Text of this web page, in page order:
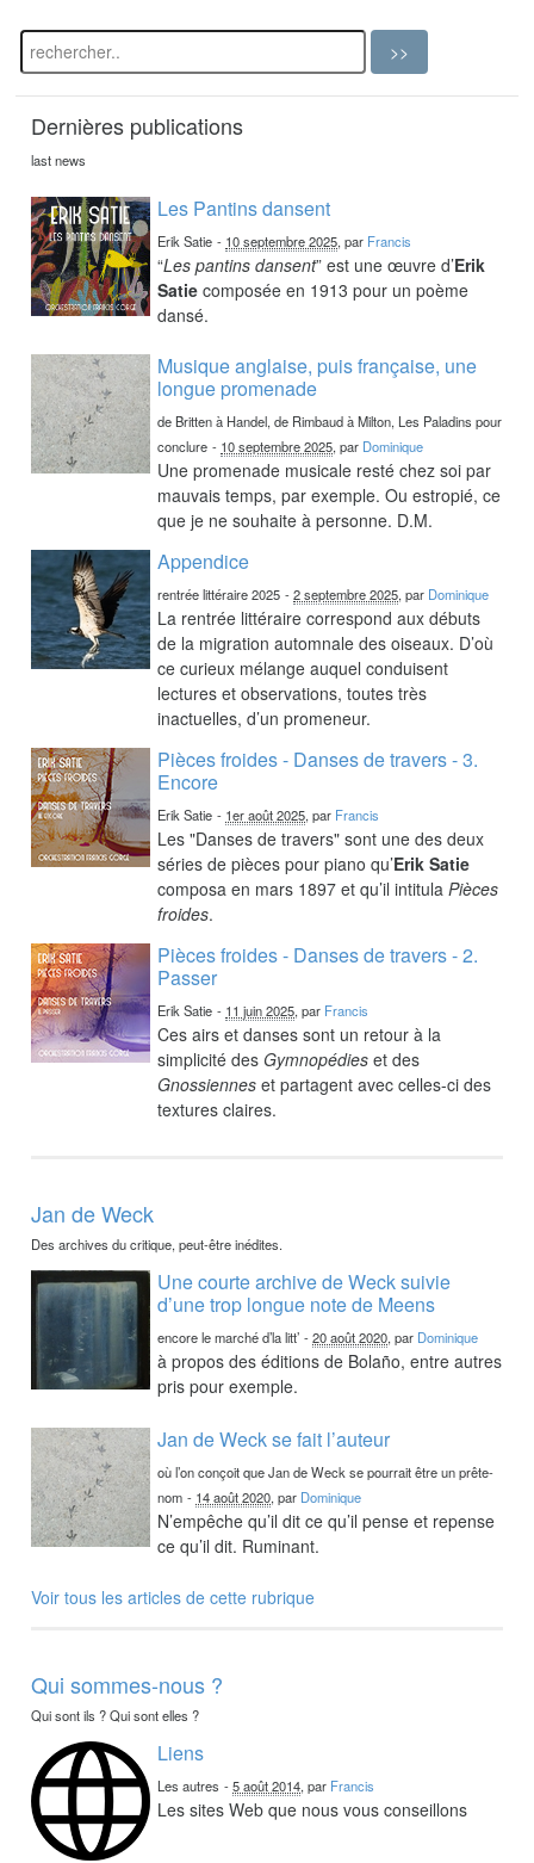
Dernières publications
last news
Les Pantins dansent
Erik Satie - 10 septembre 2025, par Francis
“Les pantins dansent” est une œuvre d’Erik
Satie composée en 1913 pour un poème
dansé.
Musique anglaise, puis française, une
longue promenade
de Britten à Handel, de Rimbaud à Milton, Les Paladins pour
conclure - 10 septembre 2025, par Dominique
Une promenade musicale resté chez soi par
mauvais temps, par exemple. Ou estropié, ce
que je ne souhaite à personne. D.M.
Appendice
rentrée littéraire 2025 -2 septembre 2025, par Dominique
La rentrée littéraire correspond aux débuts
de la migration automnale des oiseaux. D’où
ce curieux mélange auquel conduisent
lectures et observations, toutes très
inactuelles, d’un promeneur.
Pièces froides - Danses de travers - 3.
Encore
Erik Satie - 1er août 2025, par Francis
Les "Danses de travers" sont une des deux
séries de pièces pour piano qu’Erik Satie
composa en mars 1897 et qu’il intitulaPièces
froides.
Pièces froides - Danses de travers - 2.
Passer
Erik Satie - 11 juin 2025, par Francis
Ces airs et danses sont un retour à la
simplicité desGymnopédies et des
Gnossiennes et partagent avec celles-ci des
textures claires.
Jan de Weck
Des archives du critique, peut-être inédites.
Une courte archive de Weck suivie
d’une trop longue note de Meens
encore le marché d’la litt’ -20 août 2020, par Dominique
à propos des éditions de Bolaño, entre autres
pris pour exemple.
Jan de Weck se fait l’auteur
où l’on conçoit que Jan de Weck se pourrait être un prête-
nom - 14 août 2020, par Dominique
N’empêche qu’il dit ce qu’il pense et repense
ce qu’il dit. Ruminant.
Voir tous les articles de cette rubrique
Qui sommes-nous ?
Qui sont ils ? Qui sont elles ?
Liens
Les autres -5 août 2014, par Francis
Les sites Web que nous vous conseillons